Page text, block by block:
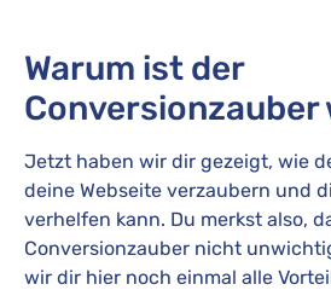
Warum ist der
Jetzt haben wir dir gezeigt, wie
deine Webseite verzaubern und
verhelfen kann. Du merkst also,
Conversionzauber nicht
wir dir hier noch einmal alle